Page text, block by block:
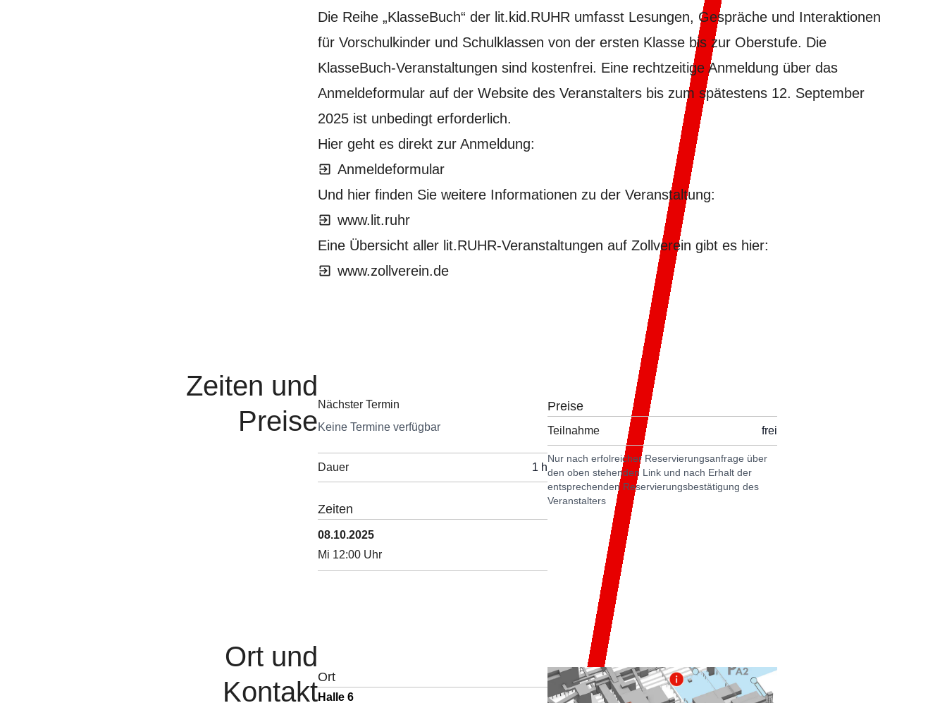
Die Reihe „KlasseBuch“ der lit.kid.RUHR umfasst Lesungen, Gespräche und Interaktionen
für Vorschulkinder und Schulklassen von der ersten Klasse bis zur Oberstufe. Die
KlasseBuch-Veranstaltungen sind kostenfrei. Eine rechtzeitige Anmeldung über das
Anmeldeformularauf der Website des Veranstalters bis zum spätestens 12. September
2025 ist unbedingt erforderlich.
Hier geht es direkt zur Anmeldung:
Anmeldeformular
Und hier finden Sie weitere Informationen zu der Veranstaltung:
www.lit.ruhr
Eine Übersicht aller lit.RUHR-Veranstaltungen auf Zollverein gibt es hier:
www.zollverein.de
Zeiten und
Preise
Nächster Termin
Keine Termine verfügbar
Dauer 1 h
Zeiten
08.10.2025
Mi 12:00 Uhr
Preise
Teilnahme frei
Nur nach erfolreicher Reservierungsanfrage über
den oben stehenden Link und nach Erhalt der
entsprechenden Reservierungsbestätigung des
Veranstalters
Ort und
KontaktOrt
Halle 6